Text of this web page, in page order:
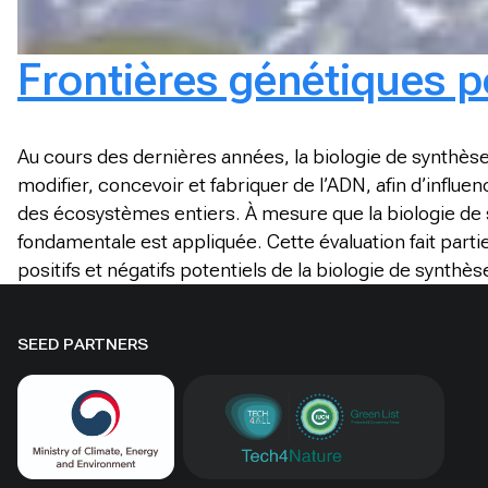
Frontières génétiques
Au cours des dernières années, la biologie de
modifier, concevoir et fabriquer de l’ADN, afin
des écosystèmes entiers. À mesure que la biologie
fondamentale est appliquée. Cette évaluation fait
positifs et négatifs potentiels de la biologie de
SEED PARTNERS